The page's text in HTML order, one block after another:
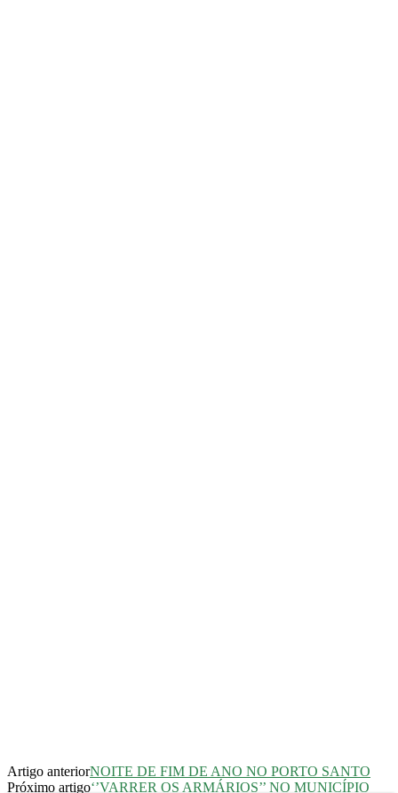
Artigo anteriorNOITE DE FIM DE ANO NO PORTO SANTO
Próximo artigo‘’VARRER OS ARMÁRIOS’’ NO MUNICÍPIO